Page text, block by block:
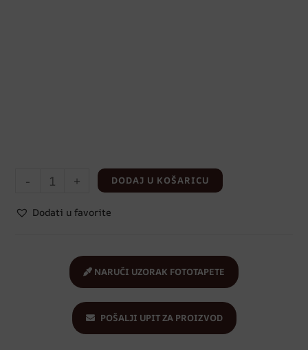
- + DODAJ U KOŠARICU
Dodati u favorite
NARUČI UZORAK FOTOTAPETE
POŠALJI UPIT ZA PROIZVOD